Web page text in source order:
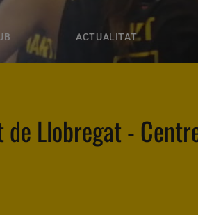
ACTUALITAT
ACTUALITAT
de Llobregat -